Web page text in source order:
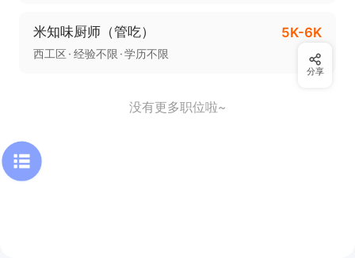
米知味厨师（管吃） 5K-6K
西工区 经验不限 学历不限
没有更多职位啦~
分享